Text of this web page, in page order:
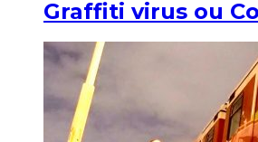
Graffiti virus ou